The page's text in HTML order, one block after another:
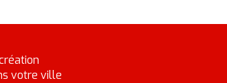
votre ville